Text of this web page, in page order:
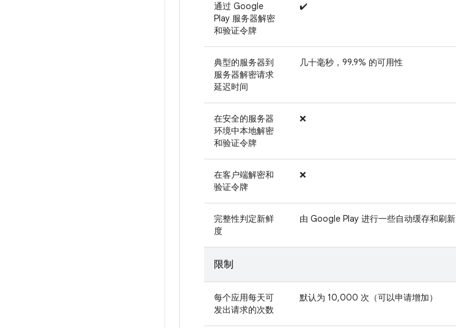
通过 Google
Play 服务器解密
和验证令牌
✔️
典型的服务器到
服务器解密请求
延迟时间
几十毫秒，99.9% 的可用性
在安全的服务器
环境中本地解密
和验证令牌
❌
在客户端解密和
验证令牌
❌
完整性判定新鲜
度
由 Google Play 进行一些自动缓存和刷新
限制
每个应用每天可
发出请求的次数
默认为 10,000 次（可以申请增加）